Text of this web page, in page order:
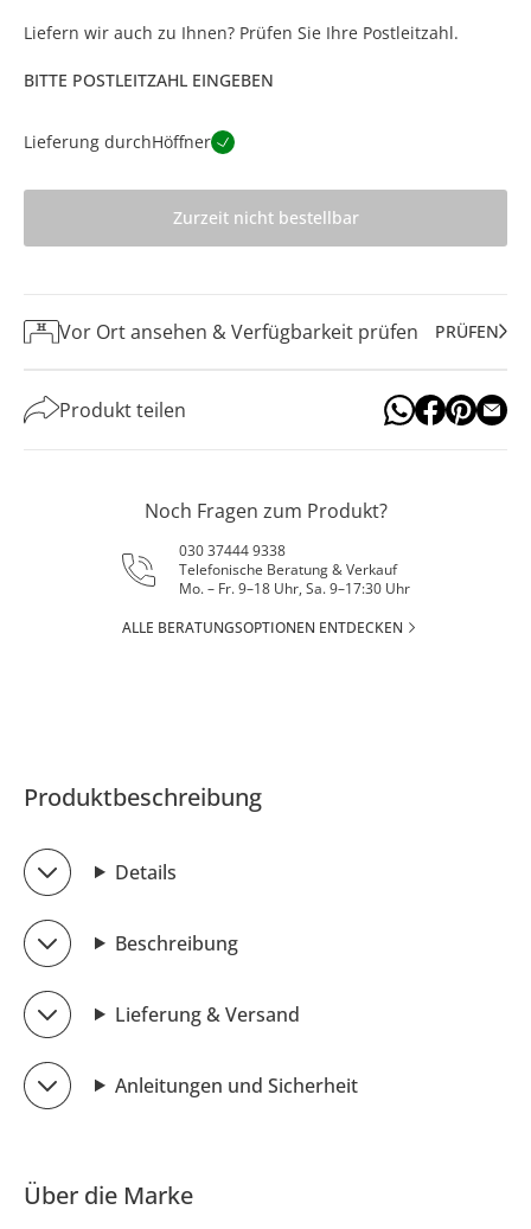
Liefern wir auch zu Ihnen? Prüfen Sie Ihre Postleitzahl.
BITTE POSTLEITZAHL EINGEBEN
Lieferung durchHöffner
Zurzeit nicht bestellbar
Vor Ort ansehen & Verfügbarkeit prüfen PRÜFEN
Produkt teilen
Noch Fragen zum Produkt?
030 37444 9338
Telefonische Beratung & Verkauf
Mo. – Fr. 9–18 Uhr, Sa. 9–17:30 Uhr
ALLE BERATUNGSOPTIONEN ENTDECKEN
Produktbeschreibung
Details
Beschreibung
Lieferung & Versand
Anleitungen und Sicherheit
Über die Marke